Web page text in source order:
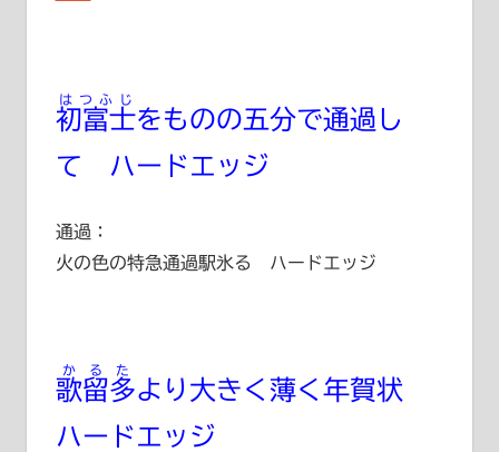
初富士
はつふじ
をものの五分で通過し
て ハードエッジ
通過：
火の色の特急通過駅氷る ハードエッジ
歌留多
かるた
より大きく薄く年賀状
ハードエッジ